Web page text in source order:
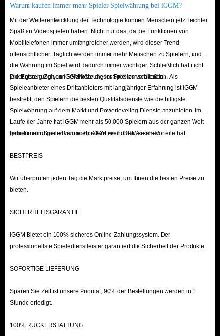
Boosting Engagement: You can use diamonds to increase the visibility
of your content or participate in events, allowing you to stand out on
the platform.
Participating in Events: Participating in certain in-app events or
engagement.
In short, IGGM, as the top-tier diamond recharge platform for the Likee
app, offers you the safest environment to buy diamonds and enjoy
exclusive offers. We will deliver your diamonds to you with lightning
speed, allowing you to unlock all premium features in Likee and send
Warum kaufen immer mehr Spieler Spielwährung bei iGGM?
Mit der Weiterentwicklung der Technologie können Menschen jetzt leichter
Spaß an Videospielen haben. Nicht nur das, da die Funktionen von
Mobiltelefonen immer umfangreicher werden, wird dieser Trend
offensichtlicher. Täglich werden immer mehr Menschen zu Spielern, und
die Währung im Spiel wird dadurch immer wichtiger. Schließlich hat nicht
jeder genug Zeit, um Spielwährung im Spiel zu verdienen.
Die Entstehung von iGGM löste dieses Problem schließlich. Als
Spieleanbieter eines Drittanbieters mit langjähriger Erfahrung ist iGGM
bestrebt, den Spielern die besten Qualitätsdienste wie die billigste
Spielwährung auf dem Markt und Powerleveling-Dienste anzubieten. Im
Laufe der Jahre hat iGGM mehr als 50.000 Spielern aus der ganzen Welt
geholfen und genießt unter Spielern ein hohes Ansehen.
Immer mehr Spieler vertrauen iGGM, weil iGGM sechs Vorteile hat:
BESTPREIS
Wir überprüfen jeden Tag die Marktpreise, um Ihnen die besten Preise zu
bieten.
SICHERHEITSGARANTIE
IGGM Bietet ein 100% sicheres Online-Zahlungssystem. Der
professionellste Spieledienstleister garantiert die Sicherheit der Produkte.
SOFORTIGE LIEFERUNG
Sparen Sie Zeit ist unsere Priorität, 90% der Bestellungen werden in 1
Stunde erledigt.
100% RÜCKERSTATTUNG